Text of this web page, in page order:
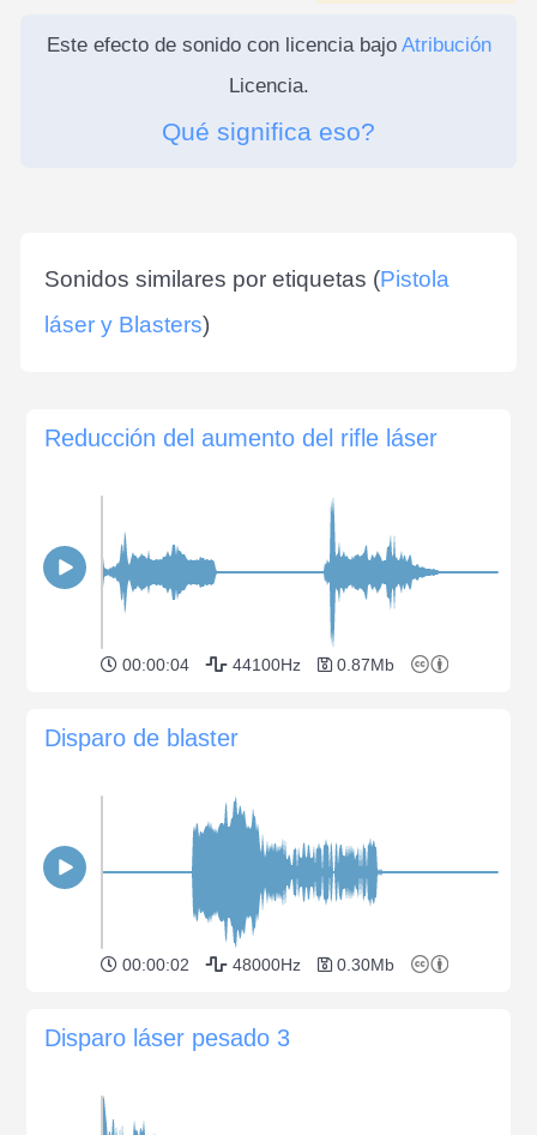
Este efecto de sonido con licencia bajo Atribución
Licencia.
Qué significa eso?
Sonidos similares por etiquetas (Pistola
láser y Blasters)
Reducción del aumento del rifle láser
00:00:04 44100Hz 0.87Mb
Disparo de blaster
00:00:02 48000Hz 0.30Mb
Disparo láser pesado 3